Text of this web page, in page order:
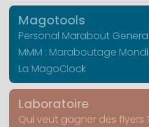
Magotools
Personal Marabout
MMM : Maraboutage
La MagoClock
Laboratoire
Qui veut gagner des flyers